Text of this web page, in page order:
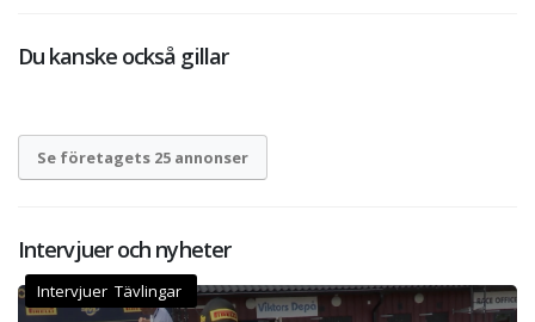
Du kanske också gillar
Se företagets 25 annonser
Intervjuer och nyheter
Intervjuer Tävlingar